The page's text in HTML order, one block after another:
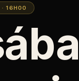
· 16H00